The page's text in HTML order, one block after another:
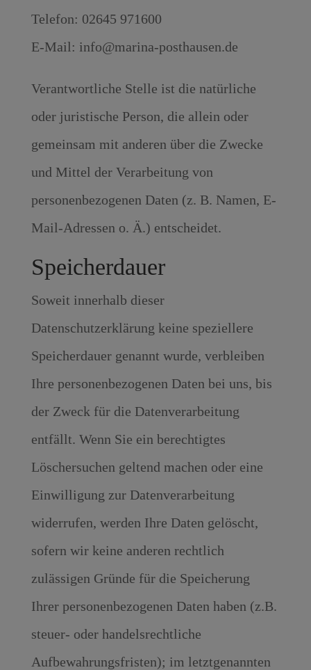
Telefon: 02645 971600
E-Mail: info@marina-posthausen.de
Verantwortliche Stelle ist die natürliche
oder juristische Person, die allein oder
gemeinsam mit anderen über die Zwecke
und Mittel der Verarbeitung von
personenbezogenen Daten (z. B. Namen, E-
Mail-Adressen o. Ä.) entscheidet.
Speicherdauer
Soweit innerhalb dieser
Datenschutzerklärung keine speziellere
Speicherdauer genannt wurde, verbleiben
Ihre personenbezogenen Daten bei uns, bis
der Zweck für die Datenverarbeitung
entfällt. Wenn Sie ein berechtigtes
Löschersuchen geltend machen oder eine
Einwilligung zur Datenverarbeitung
widerrufen, werden Ihre Daten gelöscht,
sofern wir keine anderen rechtlich
zulässigen Gründe für die Speicherung
Ihrer personenbezogenen Daten haben (z.B.
steuer- oder handelsrechtliche
Aufbewahrungsfristen); im letztgenannten